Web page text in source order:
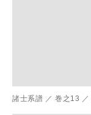
諸士系譜 ／ 巻之13 ／